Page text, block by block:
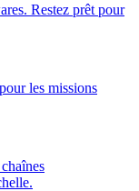
Restez prêt pour
les missions